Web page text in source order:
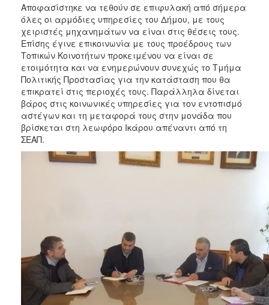
2006
ΔΗΜΟΤΗΣ
ΕΠΙΣΚΕΠΤΗΣ
ΗΡΑΚΛΕΙΟ
Αποφασίστηκε να τεθούν σε επιφυλακή από σήμερα
όλες οι αρμόδιες υπηρεσίες του Δήμου, με τους
χειριστές μηχανημάτων να είναι στις θέσεις τους.
Επίσης έγινε επικοινωνία με τους προέδρους των
Τοπικών Κοινοτήτων προκειμένου να είναι σε
ετοιμότητα και να ενημερώνουν συνεχώς το Τμήμα
Πολιτικής Προστασίας για την κατάσταση που θα
επικρατεί στις περιοχές τους. Παράλληλα δίνεται
βάρος στις κοινωνικές υπηρεσίες για τον εντοπισμό
αστέγων και τη μεταφορά τους στην μονάδα που
βρίσκεται στη λεωφόρο Ικάρου απέναντι από τη
ΣΕΑΠ.